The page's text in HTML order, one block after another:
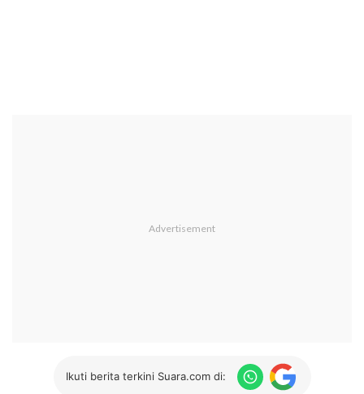
Ikuti berita terkini Suara.com di: